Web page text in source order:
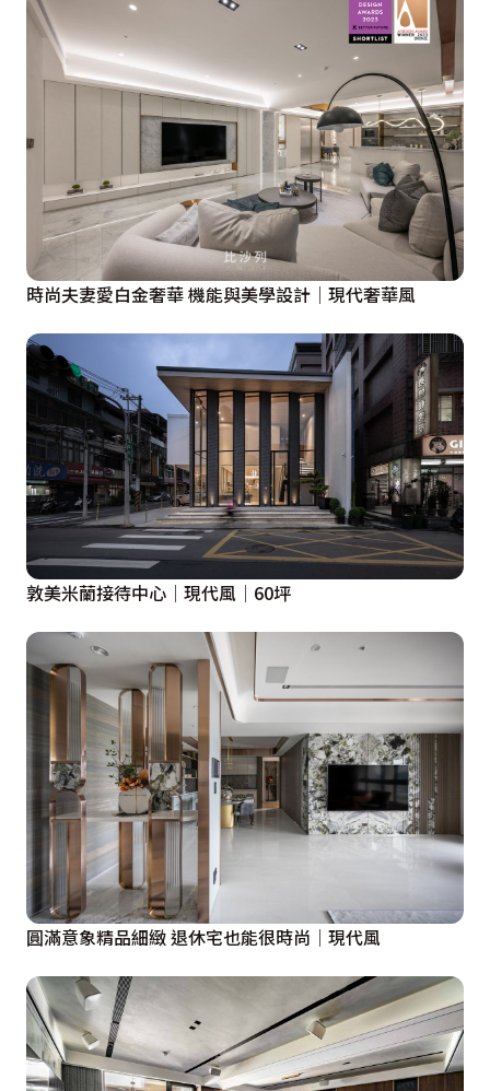
時尚夫妻愛白金奢華 機能與美學設計│現代奢華風
敦美米蘭接待中心│現代風│60坪
圓滿意象精品細緻 退休宅也能很時尚│現代風